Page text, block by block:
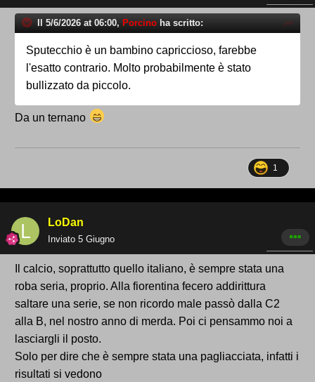
Il 5/6/2026 at 06:00, Porcino ha scritto:
Sputecchio è un bambino capriccioso, farebbe
l'esatto contrario. Molto probabilmente è stato
bullizzato da piccolo.
Da un ternano
1
LoDan
Inviato 5 Giugno
Il calcio, soprattutto quello italiano, è sempre stata una
roba seria, proprio. Alla fiorentina fecero addirittura
saltare una serie, se non ricordo male passò dalla C2
alla B, nel nostro anno di merda. Poi ci pensammo noi a
lasciargli il posto.
Solo per dire che è sempre stata una pagliacciata, infatti i
risultati si vedono